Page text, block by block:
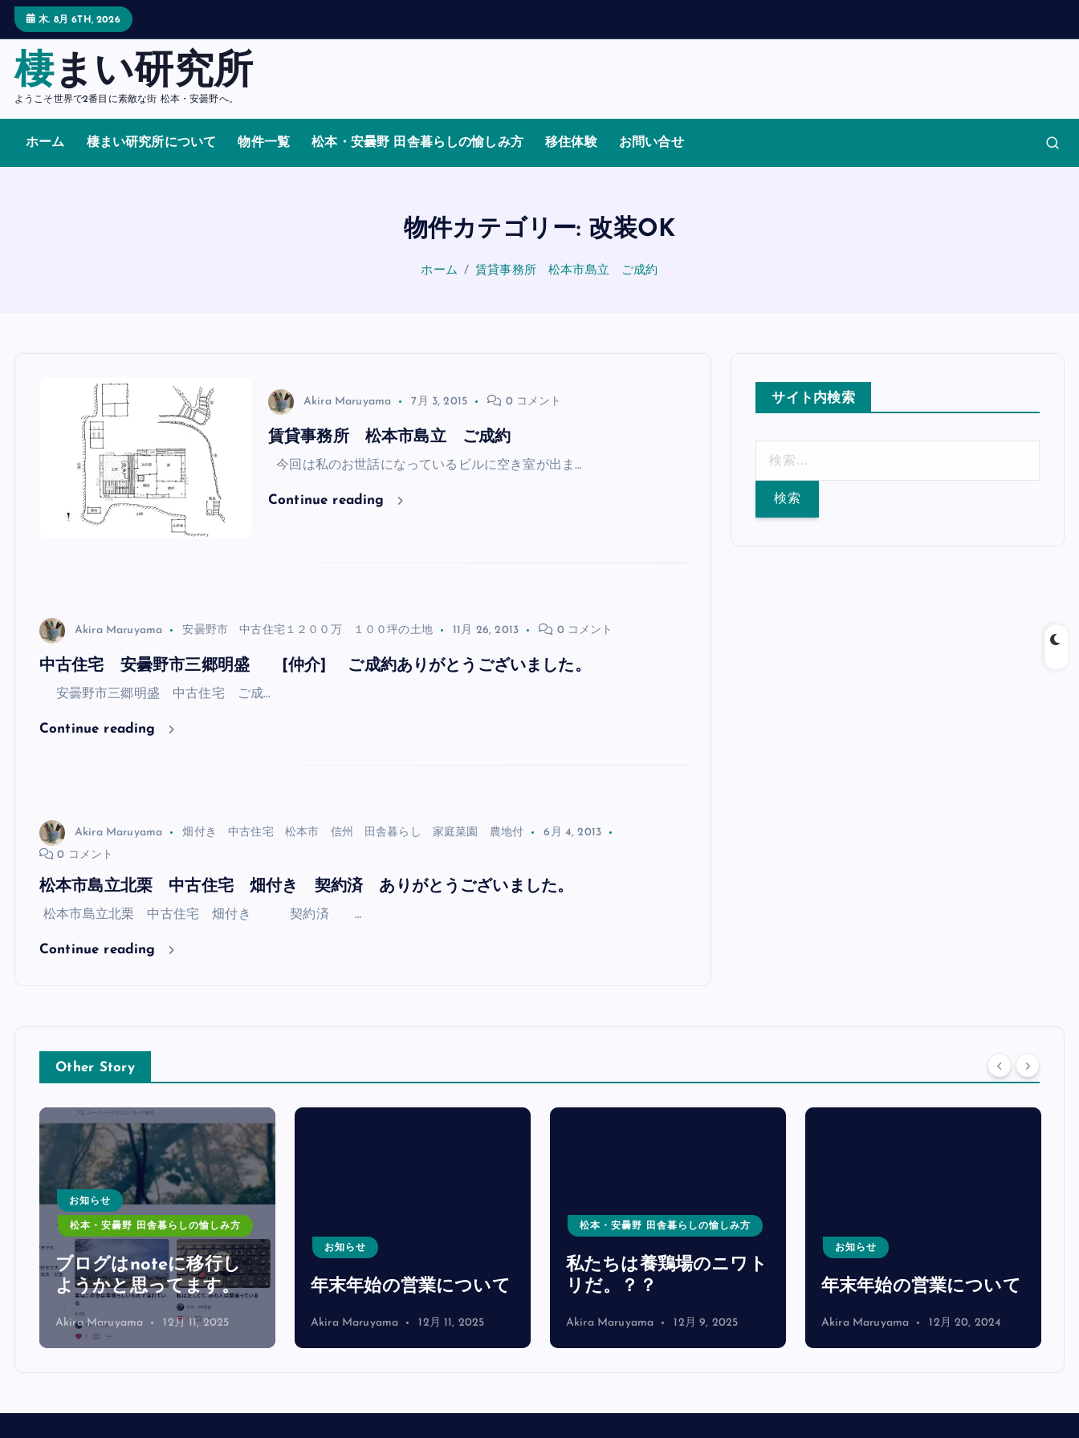
ッ
木. 8月 6TH, 2026
棲まい研究所
ようこそ世界で2番目に素敵な街 松本・安曇野へ。
ホーム 棲まい研究所について 物件一覧 松本・安曇野 田舎暮らしの愉しみ方 移住体験 お問い合せ
物件カテゴリー: 改装OK
ホーム 賃貸事務所 松本市島立 ご成約
Akira Maruyama 7月 3, 2015 0 コメント
賃貸事務所 松本市島立 ご成約
今回は私のお世話になっているビルに空き室が出ま…
Continue reading
Akira Maruyama 安曇野市 中古住宅１２００万 １００坪の土地 11月 26, 2013 0 コメント
中古住宅 安曇野市三郷明盛 [仲介] ご成約ありがとうございました。
安曇野市三郷明盛 中古住宅 ご成…
Continue reading
Akira Maruyama 畑付き 中古住宅 松本市 信州 田舎暮らし 家庭菜園 農地付
6月 4, 2013
0 コメント
松本市島立北栗 中古住宅 畑付き 契約済 ありがとうございました。
松本市島立北栗 中古住宅 畑付き 契約済 …
Continue reading
サイト内検索
Other Story
お知らせ
松本・安曇野 田舎暮らしの愉しみ方
ブログはnoteに移行し
ようかと思ってます。
Akira Maruyama 12月 11, 2025
お知らせ
年末年始の営業について
Akira Maruyama 12月 11, 2025
松本・安曇野 田舎暮らしの愉しみ方
私たちは養鶏場のニワト
リだ。？？
Akira Maruyama 12月 9, 2025
お知らせ
年末年始の営業について
Akira Maruyama 12月 20, 2024